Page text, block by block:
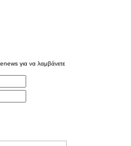
για να λαμβάνετε